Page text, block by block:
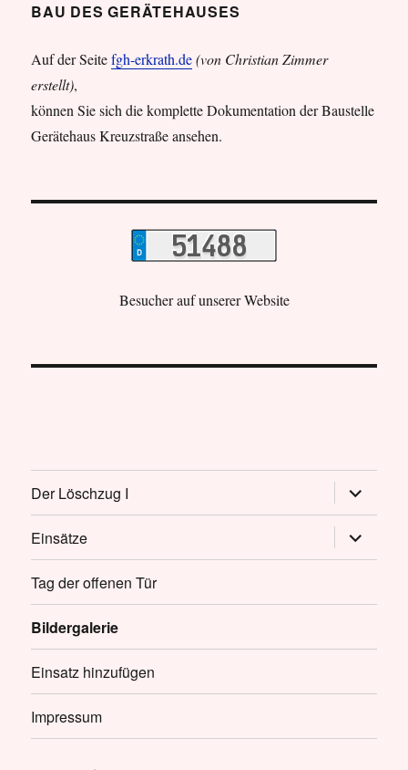
BAU DES GERÄTEHAUSES
Auf der Seitefgh-erkrath.de (von Christian Zimmer
erstellt),
können Sie sich die komplette Dokumentation der Baustelle
Gerätehaus Kreuzstraße ansehen.
Besucher auf unserer Website
Der Löschzug I
öffnen
Einsätze
öffnen
Tag der offenen Tür
Bildergalerie
Einsatz hinzufügen
Impressum